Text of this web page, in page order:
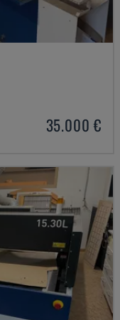
35.000 €